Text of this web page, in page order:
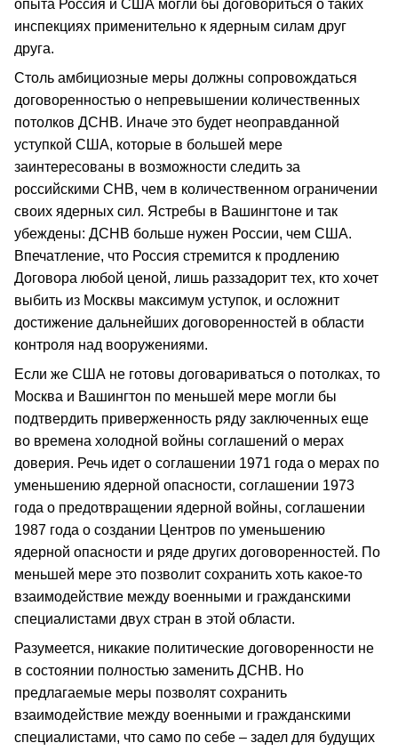
опыта Россия и США могли бы договориться о таких
инспекциях применительно к ядерным силам друг
друга.
Столь амбициозные меры должны сопровождаться
договоренностью о непревышении количественных
потолков ДСНВ. Иначе это будет неоправданной
уступкой США, которые в большей мере
заинтересованы в возможности следить за
российскими СНВ, чем в количественном ограничении
своих ядерных сил. Ястребы в Вашингтоне и так
убеждены: ДСНВ больше нужен России, чем США.
Впечатление, что Россия стремится к продлению
Договора любой ценой, лишь раззадорит тех, кто хочет
выбить из Москвы максимум уступок, и осложнит
достижение дальнейших договоренностей в области
контроля над вооружениями.
Если же США не готовы договариваться о потолках, то
Москва и Вашингтон по меньшей мере могли бы
подтвердить приверженность ряду заключенных еще
во времена холодной войны соглашений о мерах
доверия. Речь идет о соглашении 1971 года о мерах по
уменьшению ядерной опасности, соглашении 1973
года о предотвращении ядерной войны, соглашении
1987 года о создании Центров по уменьшению
ядерной опасности и ряде других договоренностей. По
меньшей мере это позволит сохранить хоть какое-то
взаимодействие между военными и гражданскими
специалистами двух стран в этой области.
Разумеется, никакие политические договоренности не
в состоянии полностью заменить ДСНВ. Но
предлагаемые меры позволят сохранить
взаимодействие между военными и гражданскими
специалистами, что само по себе – задел для будущих